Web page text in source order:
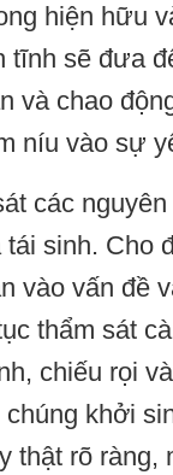
hiện hữu
tĩnh sẽ đưa
và chao
níu vào sự
các
sinh. Cho
vào vấn đề
thẩm sát
chiếu rọi
khởi
thật rõ ràng,